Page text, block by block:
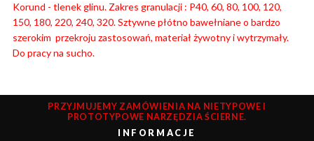
Korund - tlenek glinu. Zakres granulacji : P40, 60, 80, 100, 120,
150, 180, 220, 240, 320. Sztywne płótno bawełniane o bardzo
szerokim przekroju zastosowań, materiał żywotny i wytrzymały.
Do pracy na sucho.
PRZYJMUJEMY ZAMÓWIENIA NA NIETYPOWE I
PROTOTYPOWE NARZĘDZIA ŚCIERNE.
INFORMACJE